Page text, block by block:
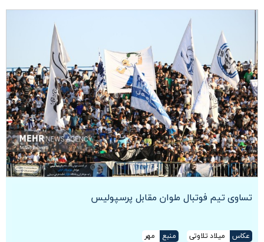
تساوی تیم‌ فوتبال ملوان مقابل پرسپولیس
عکاس میلاد تلاوتی منبع
مهر